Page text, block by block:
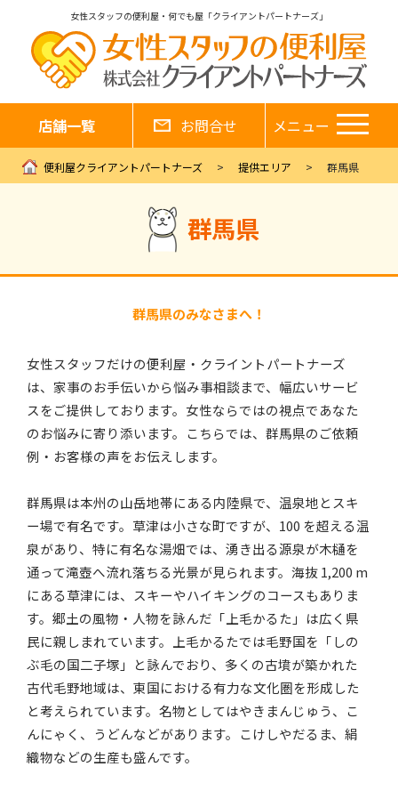
女性スタッフの便利屋・何でも屋「クライアントパートナーズ」
店舗一覧 お問合せ メニュー
便利屋クライアントパートナーズ 提供エリア 群馬県
群馬県
群馬県のみなさまへ！
女性スタッフだけの便利屋・クライントパートナーズ
は、家事のお手伝いから悩み事相談まで、幅広いサービ
スをご提供しております。女性ならではの視点であなた
のお悩みに寄り添います。こちらでは、群馬県のご依頼
例・お客様の声をお伝えします。
群馬県は本州の山岳地帯にある内陸県で、温泉地とスキ
ー場で有名です。草津は小さな町ですが、100 を超える温
泉があり、特に有名な湯畑では、湧き出る源泉が木樋を
通って滝壺へ流れ落ちる光景が見られます。海抜 1,200 m
にある草津には、スキーやハイキングのコースもありま
す。郷土の風物・人物を詠んだ「上毛かるた」は広く県
民に親しまれています。上毛かるたでは毛野国を「しの
ぶ毛の国二子塚」と詠んでおり、多くの古墳が築かれた
古代毛野地域は、東国における有力な文化圏を形成した
と考えられています。名物としてはやきまんじゅう、こ
んにゃく、うどんなどがあります。こけしやだるま、絹
織物などの生産も盛んです。